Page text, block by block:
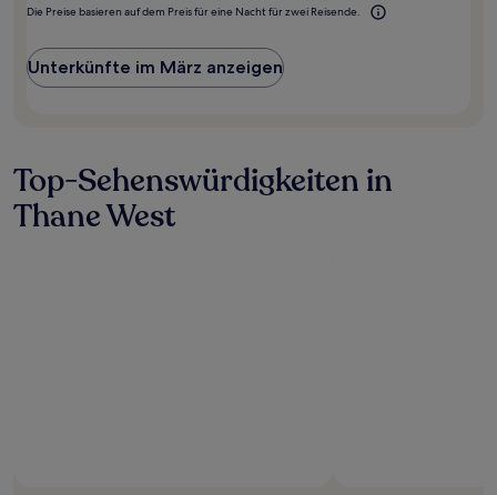
Die Preise basieren auf dem Preis für eine Nacht für zwei Reisende.
Unterkünfte im März anzeigen
Top-Sehenswürdigkeiten in
Thane West